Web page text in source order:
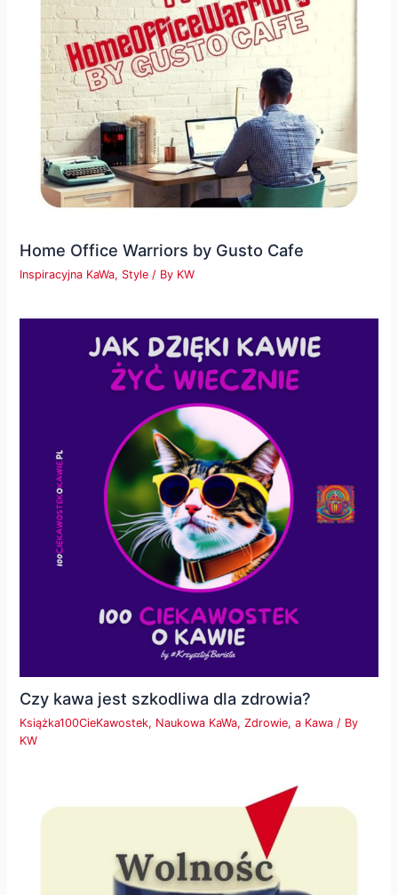
Home Office Warriors by Gusto Cafe
Inspiracyjna KaWa, Style / By KW
Czy kawa jest szkodliwa dla zdrowia?
Książka100CieKawostek, Naukowa KaWa,Zdrowie, a Kawa / By
KW